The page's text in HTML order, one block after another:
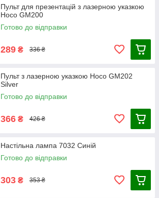
Пульт для презентацій з лазерною указкою
Hoco GM200
Готово до відправки
289 ₴ 336 ₴
Пульт з лазерною указкою Hoco GM202
Silver
Готово до відправки
366 ₴ 426 ₴
Настільна лампа 7032 Синій
Готово до відправки
303 ₴ 353 ₴